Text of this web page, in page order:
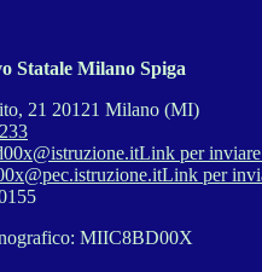
Statale Milano Spiga
21 20121 Milano (MI)
Link per
Link per
MIIC8BD00X